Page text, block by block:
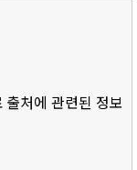
처에 관련된 정보